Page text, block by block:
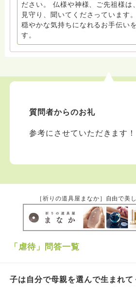
ださい。 仏様や神様、ご先祖様は
見守り、聞いてくださっています
穏やかな気持ちになれるお手伝い
す。
質問者からのお礼
参考にさせていただきます！
［祈りの道具屋まなか］自由で美
「虐待」問答一覧
子は自分で母親を選んで生まれて